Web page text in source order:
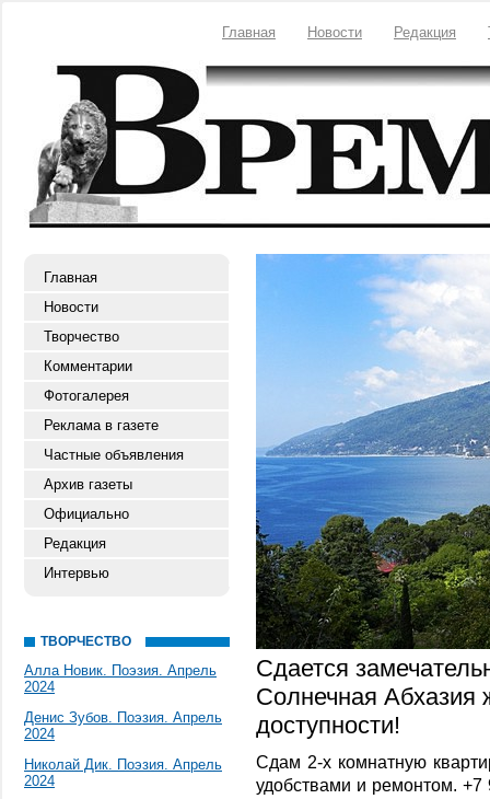
Главная Новости Редакция
Главная
Новости
Творчество
Комментарии
Фотогалерея
Реклама в газете
Частные объявления
Архив газеты
Официально
Редакция
Интервью
ТВОРЧЕСТВО
Алла Новик. Поэзия. Апрель
2024
Денис Зубов. Поэзия. Апрель
2024
Николай Дик. Поэзия. Апрель
2024
Сдается
Солнечная Абхазия
доступности!
Сдам 2-х комнатную
удобствами и ремонтом.